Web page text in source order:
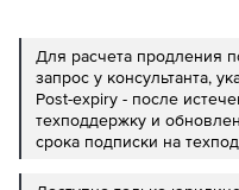
Для расчета продления
запрос у консультанта,
Post-expiry - после
техподдержку и
срока подписки на